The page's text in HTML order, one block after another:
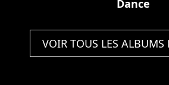
Dance
VOIR TOUS LES ALBUMS